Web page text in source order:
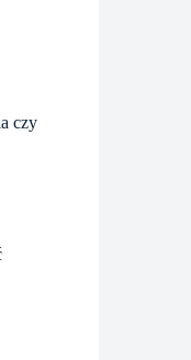
czy